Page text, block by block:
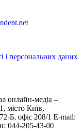
і персональних даних
онлайн-медіа –
місто Київ,
офіс 208/1 E-mail:
044-205-43-00